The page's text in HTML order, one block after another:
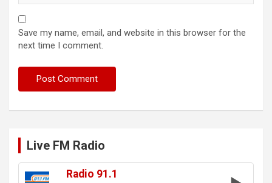
Save my name, email, and website in this browser for the
next time I comment.
Live FM Radio
Radio 91.1